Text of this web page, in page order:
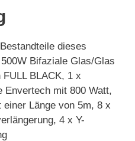
dieses
Bifaziale Glas/Glas
BLACK, 1 x
Envertech mit 800 Watt,
Länge von 5m, 8 x
4 x Y-